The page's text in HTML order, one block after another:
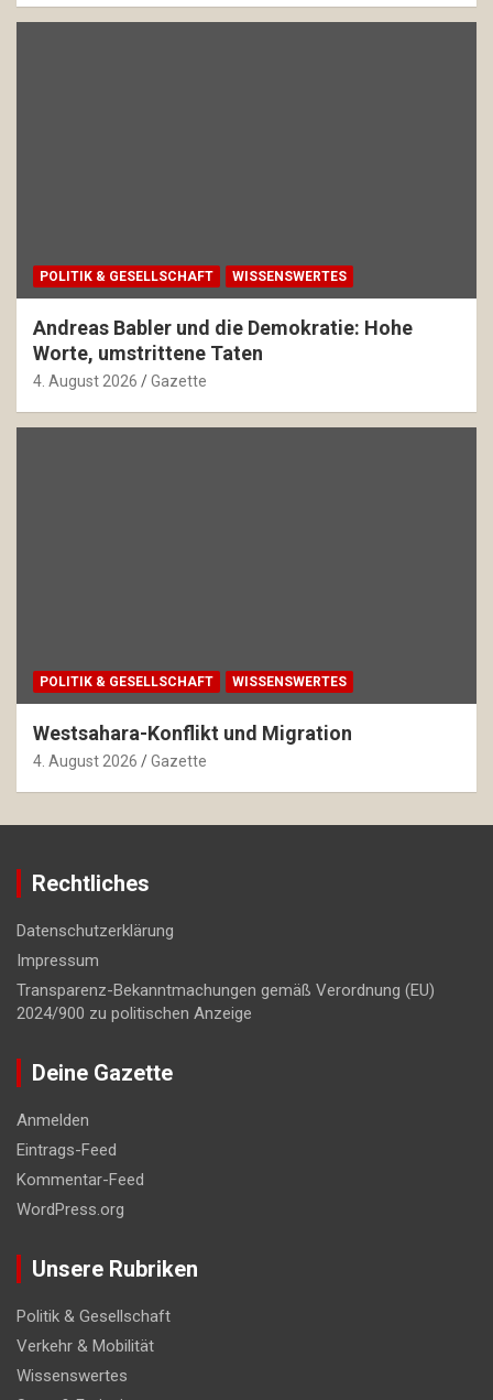
POLITIK & GESELLSCHAFT WISSENSWERTES
Andreas Babler und die Demokratie: Hohe
Worte, umstrittene Taten
4. August 2026 Gazette
POLITIK & GESELLSCHAFT WISSENSWERTES
Westsahara-Konflikt und Migration
4. August 2026 Gazette
Rechtliches
Datenschutzerklärung
Impressum
Transparenz-Bekanntmachungen gemäß Verordnung (EU)
2024/900 zu politischen Anzeige
Deine Gazette
Anmelden
Eintrags-Feed
Kommentar-Feed
WordPress.org
Unsere Rubriken
Politik & Gesellschaft
Verkehr & Mobilität
Wissenswertes